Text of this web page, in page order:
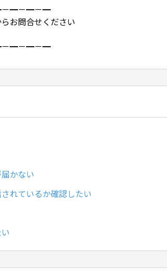
━－━－━
お問合せください
━－━－━
かない
れているか確認したい